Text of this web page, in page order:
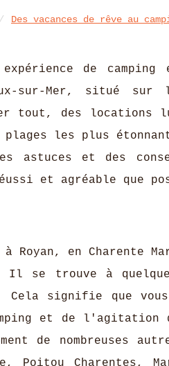
Des vacances de rêve au
de camping
sur-Mer, situé
tout, des locations
les plus
astuces et des
et agréable que
Royan, en Charente
Il se trouve à
Cela signifie que
et de
de nombreuses
Charentes,